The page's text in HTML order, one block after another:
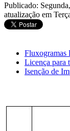
Publicado:
atualização em
Fluxogramas
Licença para
Isenção de